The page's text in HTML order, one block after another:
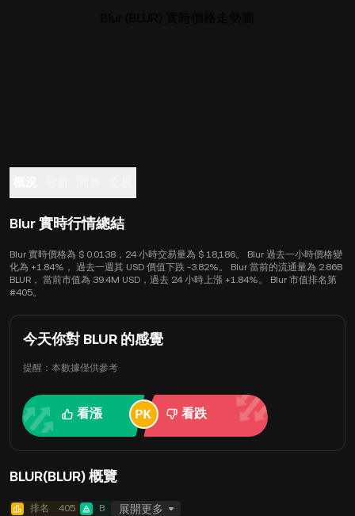
Blur 實時行情總結
Blur 實時價格為 $ 0.0138，24 小時交易量為 $ 18,186。 Blur 過去一小時價格變
化為 +1.84%， 過去一週其 USD 價值下跌 -3.82%。 Blur 當前的流通量為 2.86B
BLUR， 當前市值為 39.4M USD，過去 24 小時上漲 +1.84%。 Blur 市值排名第
#405。
今天你對 BLUR 的感覺
提醒：本數據僅供參考
看漲 看跌
BLUR(BLUR) 概覽
排名 405 B 展開更多